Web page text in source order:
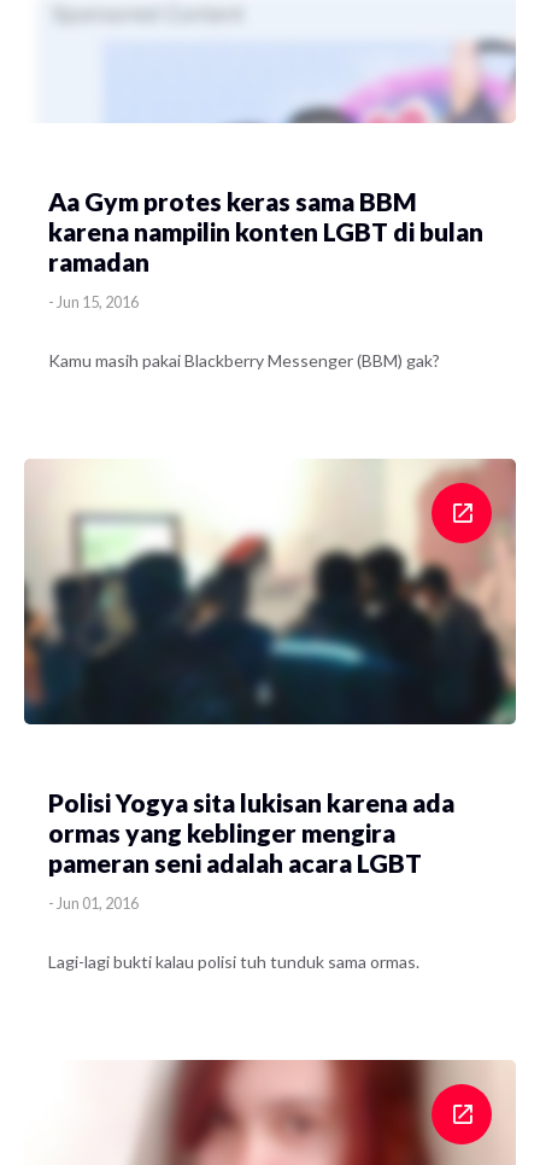
Aa Gym protes keras sama BBM
karena nampilin konten LGBT di bulan
ramadan
- Jun 15, 2016
Kamu masih pakai Blackberry Messenger (BBM) gak?
Polisi Yogya sita lukisan karena ada
ormas yang keblinger mengira
pameran seni adalah acara LGBT
- Jun 01, 2016
Lagi-lagi bukti kalau polisi tuh tunduk sama ormas.